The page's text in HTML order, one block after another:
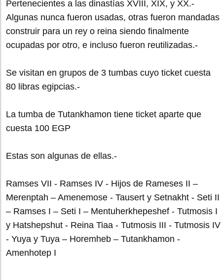
Pertenecientes a las dinastías XVIII, XIX, y XX.-
Algunas nunca fueron usadas, otras fueron mandadas
construir para un rey o reina siendo finalmente
ocupadas por otro, e incluso fueron reutilizadas.-
Se visitan en grupos de 3 tumbas cuyo ticket cuesta
80 libras egipcias.-
La tumba de Tutankhamon tiene ticket aparte que
cuesta 100 EGP
Estas son algunas de ellas.-
Ramses VII - Ramses IV - Hijos de Rameses II –
Merenptah – Amenemose - Tausert y Setnakht - Seti II
– Ramses I – Seti I – Mentuherkhepeshef - Tutmosis I
y Hatshepshut - Reina Tiaa - Tutmosis III - Tutmosis IV
- Yuya y Tuya – Horemheb – Tutankhamon -
Amenhotep I